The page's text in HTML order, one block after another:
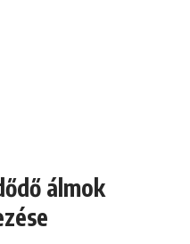
álmok